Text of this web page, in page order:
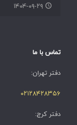
۱۴۰۴-۰۹-۲۹
تماس با ما
دفتر تهران:
۰۲۱۲۸۴۲۸۳۵۶
دفتر کرج: